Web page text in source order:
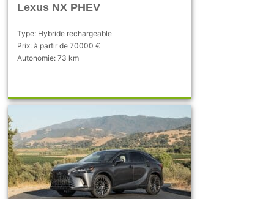
Lexus NX PHEV
Type: Hybride rechargeable
Prix: à partir de 70000 €
Autonomie: 73 km